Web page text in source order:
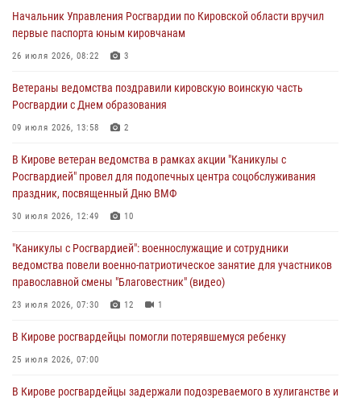
В Росгвардии вспоминают российских воинов, погибших в Первой
мировой войне 1914-1918 годов
В Кирове офицер Росгвардии стал победителем открытого
шахматного турнира
Директор Росгвардии Герой России генерал армии Виктор Золотов
поздравил специалистов подразделений тыла с профессиональным
праздником
Начальник Управления Росгвардии по Кировской области вручил
первые паспорта юным кировчанам
26 июля 2026, 08:22 3
Ветераны ведомства поздравили кировскую воинскую часть
Росгвардии с Днем образования
09 июля 2026, 13:58 2
В Кирове ветеран ведомства в рамках акции "Каникулы с
Росгвардией" провел для подопечных центра соцобслуживания
праздник, посвященный Дню ВМФ
30 июля 2026, 12:49 10
"Каникулы с Росгвардией": военнослужащие и сотрудники
ведомства повели военно-патриотическое занятие для участников
православной смены "Благовестник" (видео)
23 июля 2026, 07:30 12 1
В Кирове росгвардейцы помогли потерявшемуся ребенку
25 июля 2026, 07:00
В Кирове росгвардейцы задержали подозреваемого в хулиганстве и